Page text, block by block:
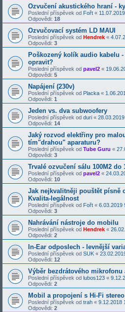
Ozvučení akustického hraní -
Poslední příspěvek od Fořt «
Odpovědi: 18
Ozvučovací systém LD MAUI
Poslední příspěvek od Hendrek «
Odpovědi: 3
Poškozený kolík audio kabelu
opravit?
Poslední příspěvek od pavel2 «
Odpovědi: 5
Napájení (230v)
Poslední příspěvek od Placka «
Odpovědi: 1
Jeden vs. dva subwoofery
Poslední příspěvek od duri «
Odpovědi: 14
Jaký rozvod elektřiny pro
tím"drahou" aparaturu?
Poslední příspěvek od Tube Guru «
Odpovědi: 3
Trvalé ozvučení sálu 100M2 do
Poslední příspěvek od pavel2 «
Odpovědi: 10
Jak nejkvalitněji pouštět písně
Kvalita-legálnost
Poslední příspěvek od Fořt « 6.03.2019
Odpovědi: 3
Nahrávání nástroje do mobilu
Poslední příspěvek od Hendrek «
Odpovědi: 2
In-Ear odposlech - levnější
Poslední příspěvek od SUK «
Odpovědi: 12
Výběr bezdrátového mikrofonu
Poslední příspěvek od lubos123 «
Odpovědi: 2
Mobil a propojení s Hi-Fi
Poslední příspěvek od trah « 9.12.2018
Odpovědi: 2